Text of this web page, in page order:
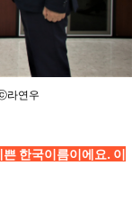
라연우
한국이름이에요. 이